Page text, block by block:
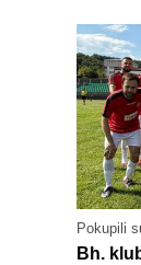
Pokupili
Bh.